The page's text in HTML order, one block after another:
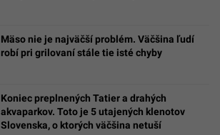
Mäso nie je najväčší problém. Väčšina ľudí
robí pri grilovaní stále tie isté chyby
Koniec preplnených Tatier a drahých
akvaparkov. Toto je 5 utajených klenotov
Slovenska, o ktorých väčšina netuší